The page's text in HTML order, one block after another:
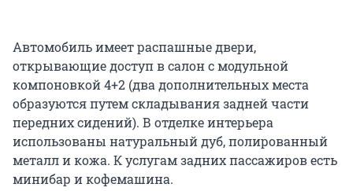
Автомобиль имеет распашные двери,
открывающие доступ в салон с модульной
компоновкой 4+2 (два дополнительных места
образуются путем складывания задней части
передних сидений). В отделке интерьера
использованы натуральный дуб, полированный
металл и кожа. К услугам задних пассажиров есть
минибар и кофемашина.